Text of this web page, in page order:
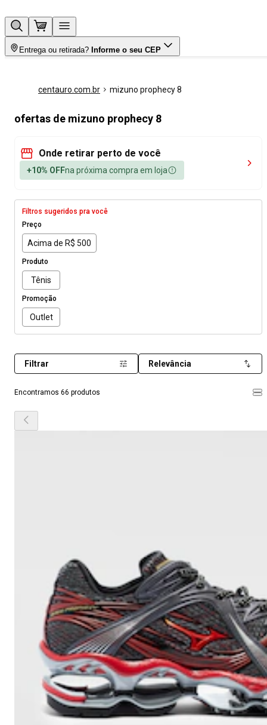
Entrega ou retirada? Informe o seu CEP
centauro.com.br mizuno prophecy 8
ofertas de mizuno prophecy 8
Onde retirar perto de você
+10% OFFna próxima compra em loja
Filtros sugeridos pra você
Preço
Acima de R$ 500
Produto
Tênis
Promoção
Outlet
Encontramos 66 produtos
Filtrar Relevância